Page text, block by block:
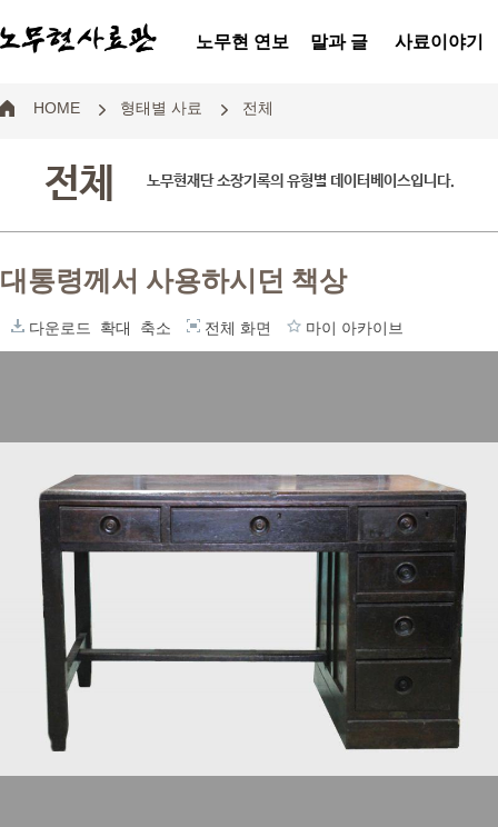
노무현 연보 말과 글 사료이야기
HOME 형태별 사료 전체
전체 노무현재단 소장기록의 유형별 데이터베이스입니다.
대통령께서 사용하시던 책상
다운로드 확대 축소 전체 화면 마이 아카이브